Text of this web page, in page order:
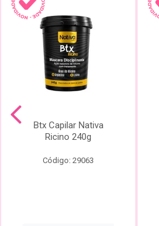
Btx Capilar Nativa
Ricino 240g
Código: 29063